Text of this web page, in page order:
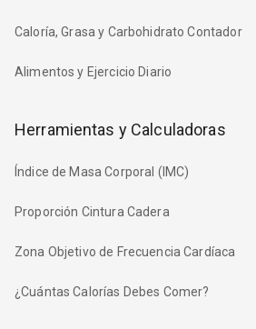
Caloría, Grasa y Carbohidrato Contador
Alimentos y Ejercicio Diario
Herramientas y Calculadoras
Índice de Masa Corporal (IMC)
Proporción Cintura Cadera
Zona Objetivo de Frecuencia Cardíaca
¿Cuántas Calorías Debes Comer?